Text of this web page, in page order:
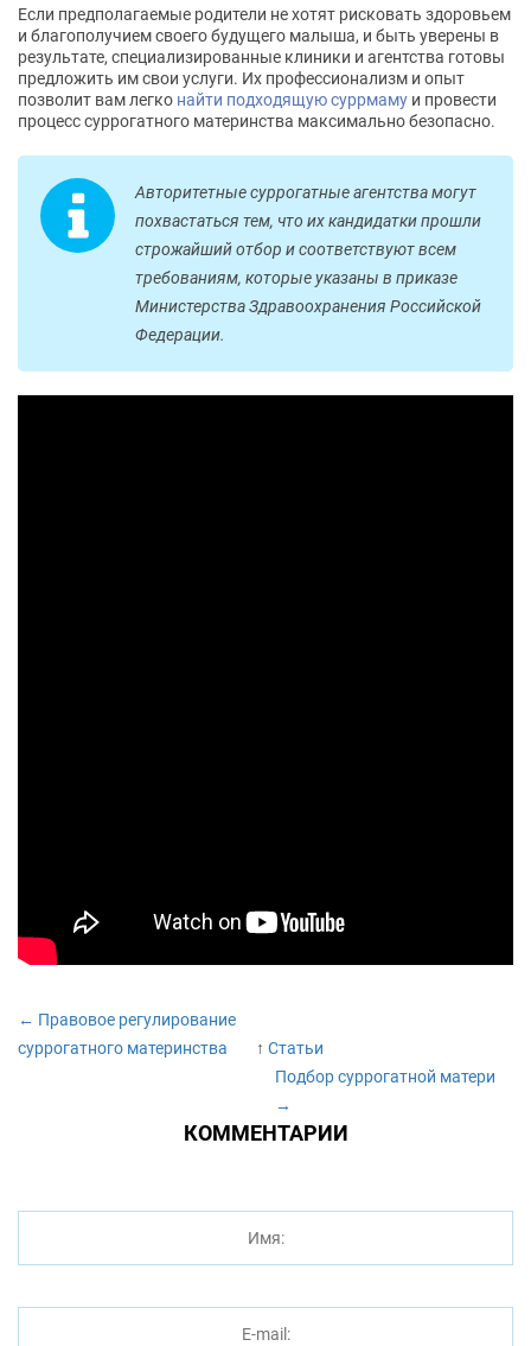
Если предполагаемые родители не хотят рисковать здоровьем
и благополучием своего будущего малыша, и быть уверены в
результате, специализированные клиники и агентства готовы
предложить им свои услуги. Их профессионализм и опыт
позволит вам легко найти подходящую суррмаму и провести
процесс суррогатного материнства максимально безопасно.
Авторитетные суррогатные агентства могут
похвастаться тем, что их кандидатки прошли
строжайший отбор и соответствуют всем
требованиям, которые указаны в приказе
Министерства Здравоохранения Российской
Федерации.
← Правовое регулирование
суррогатного материнства
↑ Статьи
Подбор суррогатной матери
→
КОММЕНТАРИИ